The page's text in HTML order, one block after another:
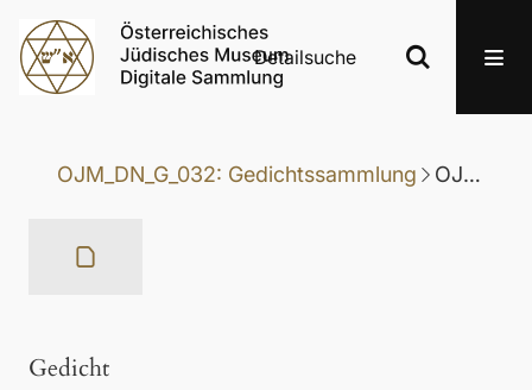
Detailsuche
OJM_DN_G_032: Gedichtssammlung OJM_DN_G_032-045: Gedicht
Gedicht